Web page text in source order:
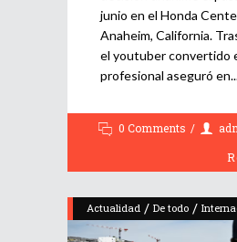
junio en el Honda
Anaheim, California.
el youtuber convertido
profesional aseguró en
0 Comments
Actualidad / De todo /